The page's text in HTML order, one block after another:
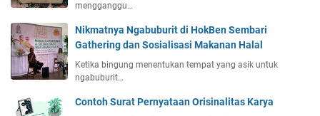
mengganggu…
Nikmatnya Ngabuburit di HokBen Sembari
Gathering dan Sosialisasi Makanan Halal
Ketika bingung menentukan tempat yang asik untuk
ngabuburit…
Contoh Surat Pernyataan Orisinalitas Karya